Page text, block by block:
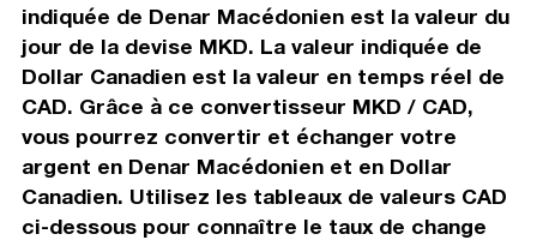
indiquée de Denar Macédonien est la valeur du
jour de la devise MKD. La valeur indiquée de
Dollar Canadien est la valeur en temps réel de
CAD. Grâce à ce convertisseur MKD / CAD,
vous pourrez convertir et échanger votre
argent en Denar Macédonien et en Dollar
Canadien. Utilisez les tableaux de valeurs CAD
ci-dessous pour connaître le taux de change